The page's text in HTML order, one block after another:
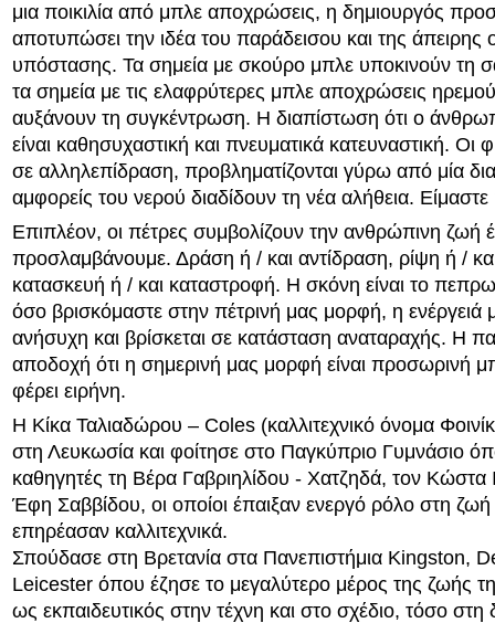
μια ποικιλία από μπλε αποχρώσεις, η δημιουργός
αποτυπώσει την ιδέα του παράδεισου και της άπειρης
υπόστασης. Τα σημεία με σκούρο μπλε υποκινούν τη
τα σημεία με τις ελαφρύτερες μπλε αποχρώσεις
αυξάνουν τη συγκέντρωση. Η διαπίστωση ότι ο
είναι καθησυχαστική και πνευματικά κατευναστική. Οι
σε αλληλεπίδραση, προβληματίζονται γύρω από μία
αμφορείς του νερού διαδίδουν τη νέα αλήθεια.
Επιπλέον, οι πέτρες συμβολίζουν την ανθρώπινη ζωή
προσλαμβάνουμε. Δράση ή / και αντίδραση, ρίψη ή /
κατασκευή ή / και καταστροφή. Η σκόνη είναι το
όσο βρισκόμαστε στην πέτρινή μας μορφή, η ενέργειά
ανήσυχη και βρίσκεται σε κατάσταση αναταραχής. Η
αποδοχή ότι η σημερινή μας μορφή είναι προσωρινή
φέρει ειρήνη.
Η Κίκα Ταλιαδώρου – Coles (καλλιτεχνικό όνομα
στη Λευκωσία και φοίτησε στο Παγκύπριο Γυμνάσιο
καθηγητές τη Βέρα Γαβριηλίδου - Χατζηδά, τον Κώστα
Έφη Σαββίδου, οι οποίοι έπαιξαν ενεργό ρόλο στη ζωή
επηρέασαν καλλιτεχνικά.
Σπούδασε στη Βρετανία στα Πανεπιστήμια Kingston,
Leicester όπου έζησε το μεγαλύτερο μέρος της ζωής
ως εκπαιδευτικός στην τέχνη και στο σχέδιο, τόσο στη